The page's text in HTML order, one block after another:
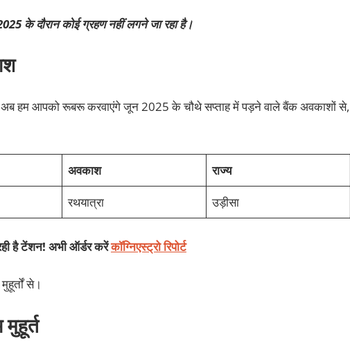
के दौरान कोई ग्रहण नहीं लगने जा रहा है।
अब हम आपको रूबरू करवाएंगे जून 2025 के चौथे सप्ताह में पड़ने वाले बैंक अवकाशों से,
अवकाश
राज्य
रथयात्रा उड़ीसा
है टेंशन! अभी ऑर्डर करेंकॉग्निएस्ट्रो रिपोर्ट
से।